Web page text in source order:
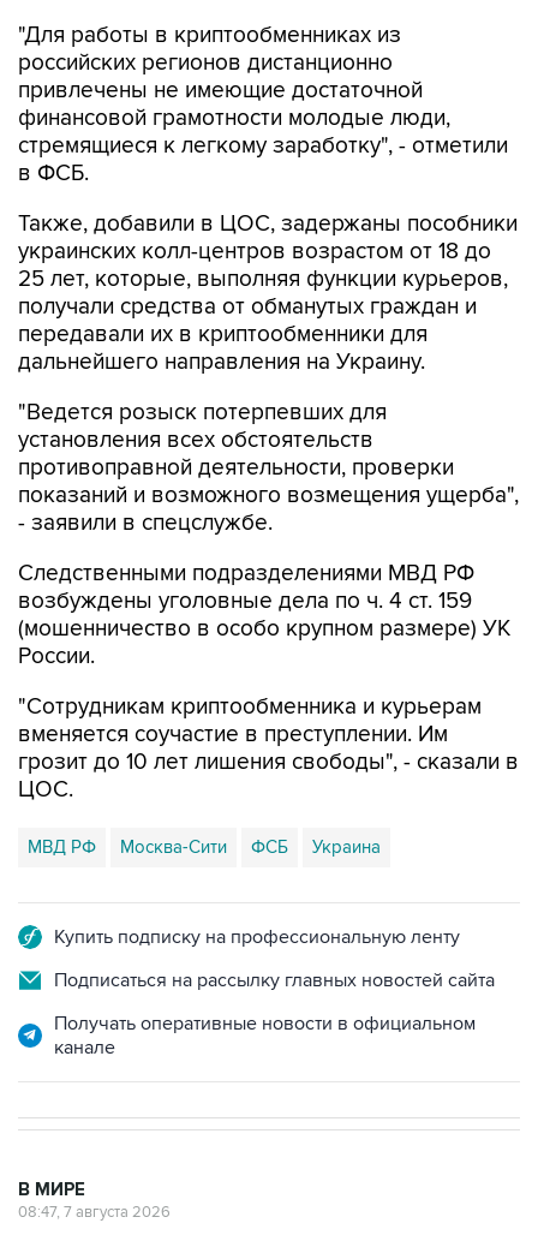
"Для работы в криптообменниках из
российских регионов дистанционно
привлечены не имеющие достаточной
финансовой грамотности молодые люди,
стремящиеся к легкому заработку", - отметили
в ФСБ.
Также, добавили в ЦОС, задержаны пособники
украинских колл-центров возрастом от 18 до
25 лет, которые, выполняя функции курьеров,
получали средства от обманутых граждан и
передавали их в криптообменники для
дальнейшего направления на Украину.
"Ведется розыск потерпевших для
установления всех обстоятельств
противоправной деятельности, проверки
показаний и возможного возмещения ущерба",
- заявили в спецслужбе.
Следственными подразделениями МВД РФ
возбуждены уголовные дела по ч. 4 ст. 159
(мошенничество в особо крупном размере) УК
России.
"Сотрудникам криптообменника и курьерам
вменяется соучастие в преступлении. Им
грозит до 10 лет лишения свободы", - сказали в
ЦОС.
МВД РФ Москва-Сити ФСБ Украина
Купить подписку на профессиональную ленту
Подписаться на рассылку главных новостей сайта
Получать оперативные новости в официальном
канале
В МИРЕ
08:47, 7 августа 2026